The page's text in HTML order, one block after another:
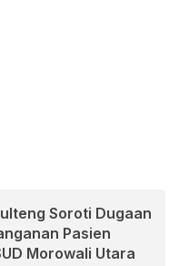
Soroti Dugaan
Pasien
Morowali Utara